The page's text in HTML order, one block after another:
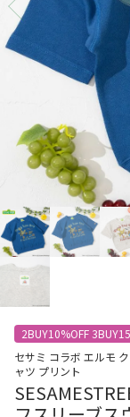
レイングッズ
2BUY10%OFF
セサミ コラボ エルモ
ャツ プリント